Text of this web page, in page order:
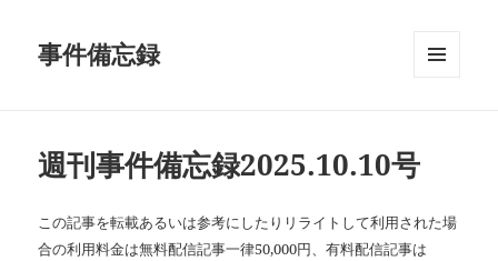
事件備忘録
週刊事件備忘録2025.10.10号
この記事を転載あるいは参考にしたりリライトして利用された場
合の利用料金は無料配信記事一律50,000円、有料配信記事は